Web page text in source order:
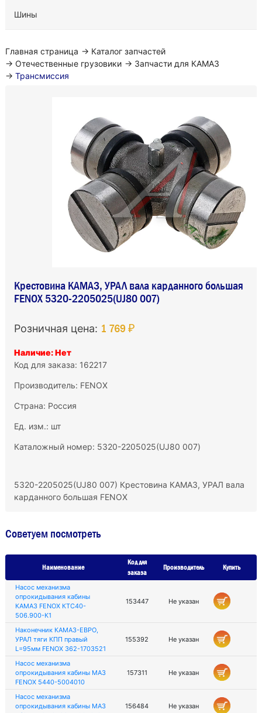
Шины
Главная страница → Каталог запчастей
→ Отечественные грузовики → Запчасти для КАМАЗ
→ Трансмиссия
Крестовина КАМАЗ, УРАЛ вала карданного большая
FENOX 5320-2205025(UJ80 007)
Розничная цена: 1 769 ₽
Наличие: Нет
Код для заказа: 162217
Производитель: FENOX
Страна: Россия
Ед. изм.: шт
Каталожный номер: 5320-2205025(UJ80 007)
5320-2205025(UJ80 007) Крестовина КАМАЗ, УРАЛ вала
карданного большая FENOX
Советуем посмотреть
Наименование
Код для
заказа
Производитель Купить
Насос механизма
опрокидывания кабины
КАМАЗ FENOX КТС40-
506.900-К1
153447 Не указан
Наконечник КАМАЗ-ЕВРО,
УРАЛ тяги КПП правый
L=95мм FENOX 362-1703521
155392 Не указан
Насос механизма
опрокидывания кабины МАЗ
FENOX 5440-5004010
157311 Не указан
Насос механизма
опрокидывания кабины МАЗ
156484 Не указан